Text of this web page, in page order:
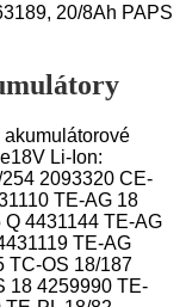
20/8Ah PAPS
Li-Ion:
2093320 CE-
TE-AG 18
4431144 TE-AG
TE-AG
TC-OS 18/187
18 4259990 TE-